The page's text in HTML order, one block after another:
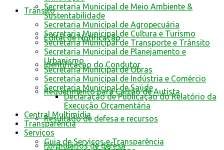
Trânsito
Edital de Notificação
Identificacao do Condutor
Requerimento para Cartão de Autista
Resultado de defesa e recursos
Formulários de defesa
Secretaria Municipal de Meio Ambiente &
Sustentabilidade
Secretaria Municipal de Agropecuária
Secretaria Municipal de Cultura e Turismo
Secretaria Municipal de Transporte e Trânsito
Secretaria Municipal de Planejamento e
Urbanismo
Secretaria Municipal de Obras
Secretaria Municipal de Indústria e Comércio
Secretaria Municipal de Saúde
Declaração de Publicação do Relatório da
Execução Orçamentária
Central Multimídia
Transparência
Serviços
Guia de Serviços e Transparência